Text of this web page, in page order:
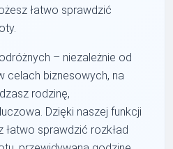
łatwo sprawdzić
– niezależnie od
celach biznesowych, na
rodzinę,
Dzięki naszej funkcji
sprawdzić rozkład